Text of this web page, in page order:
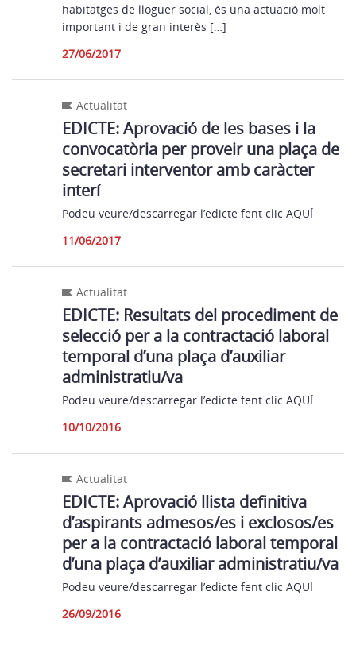
habitatges de lloguer social, és una actuació molt
important i de gran interès […]
27/06/2017
Actualitat
EDICTE: Aprovació de les bases i la
convocatòria per proveir una plaça de
secretari interventor amb caràcter
interí
Podeu veure/descarregar l’edicte fent clic AQUÍ
11/06/2017
Actualitat
EDICTE: Resultats del procediment de
selecció per a la contractació laboral
temporal d’una plaça d’auxiliar
administratiu/va
Podeu veure/descarregar l’edicte fent clic AQUÍ
10/10/2016
Actualitat
EDICTE: Aprovació llista definitiva
d’aspirants admesos/es i exclosos/es
per a la contractació laboral temporal
d’una plaça d’auxiliar administratiu/va
Podeu veure/descarregar l’edicte fent clic AQUÍ
26/09/2016